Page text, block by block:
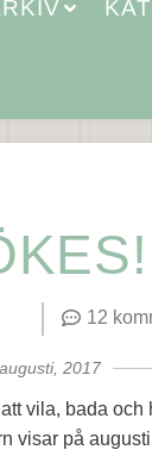
12
2017
vila, bada
visar på